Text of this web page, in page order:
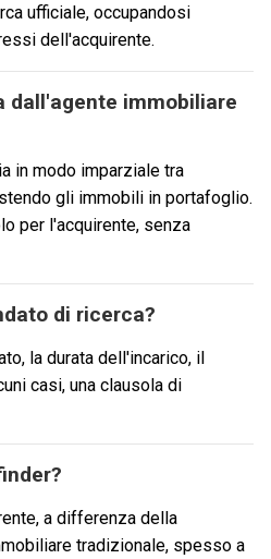
ufficiale, occupandosi
dell'acquirente.
dall'agente immobiliare
in modo imparziale tra
gli immobili in portafoglio.
per l'acquirente, senza
di ricerca?
la durata dell'incarico, il
casi, una clausola di
a differenza della
tradizionale, spesso a